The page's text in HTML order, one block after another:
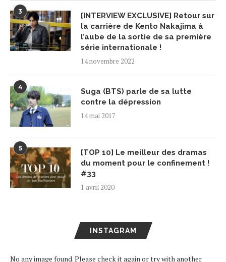
3
[INTERVIEW EXCLUSIVE] Retour sur
la carrière de Kento Nakajima à
l’aube de la sortie de sa première
série internationale !
14 novembre 2022
4
Suga (BTS) parle de sa lutte
contre la dépression
14 mai 2017
5
[TOP 10] Le meilleur des dramas
du moment pour le confinement !
#33
1 avril 2020
INSTAGRAM
No any image found. Please check it again or try with another